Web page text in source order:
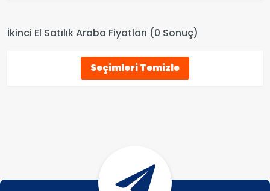
İkinci El Satılık Araba Fiyatları (0 Sonuç)
Seçimleri Temizle